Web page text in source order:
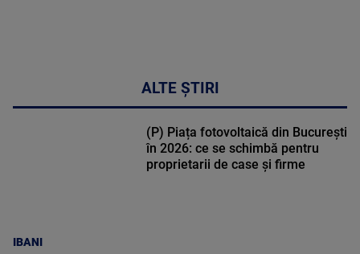
ALTE ȘTIRI
IBANI
(P) Piața fotovoltaică din București
în 2026: ce se schimbă pentru
proprietarii de case și firme